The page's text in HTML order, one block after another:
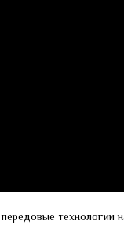
технологии